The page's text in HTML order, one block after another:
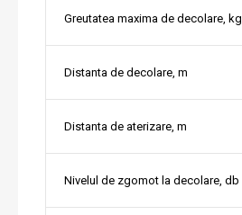
Greutatea maxima de decolare, kg
Distanta de decolare, m
Distanta de aterizare, m
Nivelul de zgomot la decolare, db